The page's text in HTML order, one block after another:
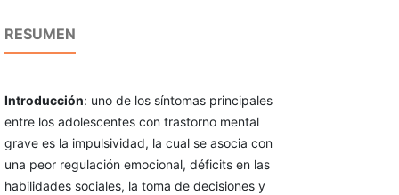
RESUMEN
Introducción: uno de los síntomas principales
entre los adolescentes con trastorno mental
grave es la impulsividad, la cual se asocia con
una peor regulación emocional, déficits en las
habilidades sociales, la toma de decisiones y